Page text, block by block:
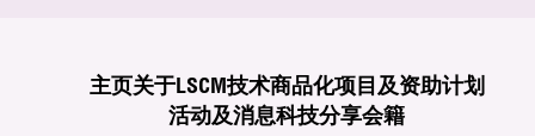
主页关于LSCM技术商品化项目及资助计划
活动及消息科技分享会籍